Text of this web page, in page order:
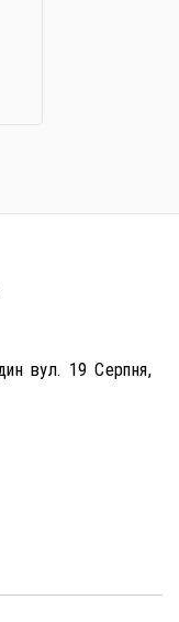
вул. 19 Серпня,